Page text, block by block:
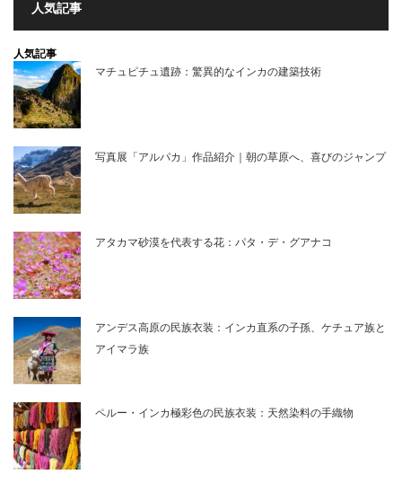
人気記事
人気記事
マチュピチュ遺跡：驚異的なインカの建築技術
写真展「アルパカ」作品紹介｜朝の草原へ、喜びのジャンプ
アタカマ砂漠を代表する花：パタ・デ・グアナコ
アンデス高原の民族衣装：インカ直系の子孫、ケチュア族と
アイマラ族
ペルー・インカ極彩色の民族衣装：天然染料の手織物